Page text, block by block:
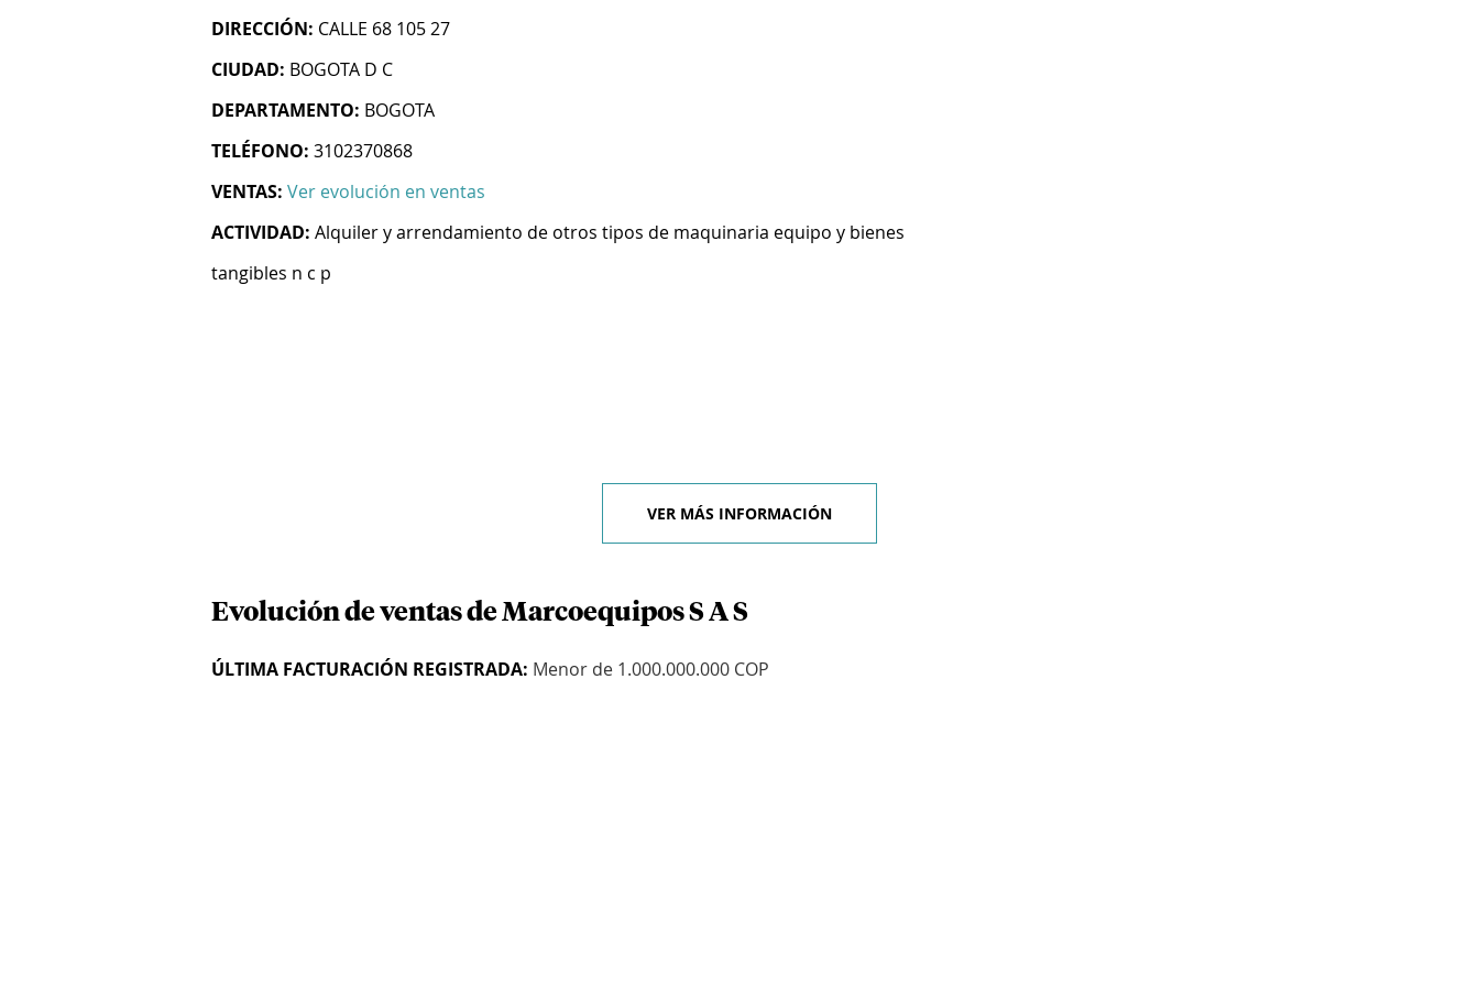
DIRECCIÓN: CALLE 68 105 27
CIUDAD: BOGOTA D C
DEPARTAMENTO: BOGOTA
TELÉFONO: 3102370868
VENTAS: Ver evolución en ventas
ACTIVIDAD: Alquiler y arrendamiento de otros tipos de maquinaria equipo y bienes
tangibles n c p
VER MÁS INFORMACIÓN
Evolución de ventas de Marcoequipos S A S
ÚLTIMA FACTURACIÓN REGISTRADA: Menor de 1.000.000.000 COP